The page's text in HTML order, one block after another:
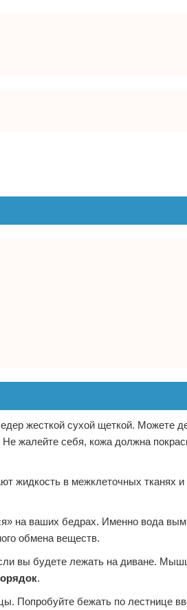
жесткой сухой щеткой. Можете
жалейте себя, кожа должна
жидкость в межклеточных тканях
на ваших бедрах. Именно вода
обмена веществ.
вы будете лежать на диване.
.
Попробуйте бежать по лестнице